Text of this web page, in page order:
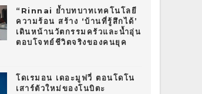
“Rinnai ย้ำบทบาทเทคโนโลยี
ความร้อน สร้าง ‘บ้านที่รู้สึกได้’
เดินหน้านวัตกรรมครัวและน้ำอุ่น
ตอบโจทย์ชีวิตจริงของคนยุค
โดเรมอน เดอะมูฟวี่ ตอนโดโน
เสาร์ตัวใหม่ของโนบิตะ